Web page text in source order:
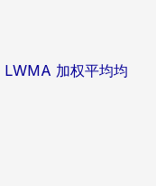
LWMA 加权平均均